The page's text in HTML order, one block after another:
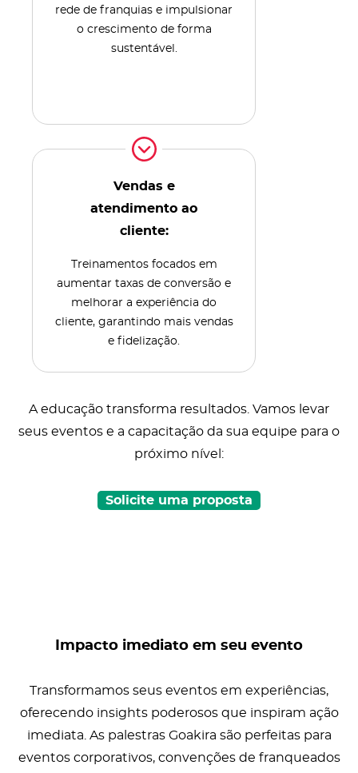
rede de franquias e impulsionar
o crescimento de forma
sustentável.
Vendas e
atendimento ao
cliente:
Treinamentos focados em
aumentar taxas de conversão e
melhorar a experiência do
cliente, garantindo mais vendas
e fidelização.
A educação transforma resultados. Vamos levar
seus eventos e a capacitação da sua equipe para o
próximo nível:
Solicite uma proposta
Impacto imediato em seu evento
Transformamos seus eventos em experiências,
oferecendo insights poderosos que inspiram ação
imediata. As palestras Goakira são perfeitas para
eventos corporativos, convenções de franqueados